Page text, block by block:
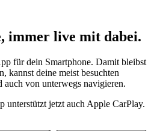
immer live mit dabei.
für dein Smartphone. Damit bleibst
kannst deine meist besuchten
auch von unterwegs navigieren.
unterstützt jetzt auch Apple CarPlay.